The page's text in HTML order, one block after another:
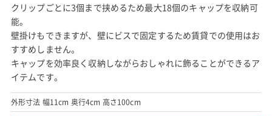
クリップごとに3個まで挟めるため最大18個のキャップを収納可
能。
壁掛けもできますが、壁にビスで固定するため賃貸での使用はお
すすめしません。
キャップを効率良く収納しながらおしゃれに飾ることができるア
イテムです。
外形寸法 幅11cm 奥行4cm 高さ100cm